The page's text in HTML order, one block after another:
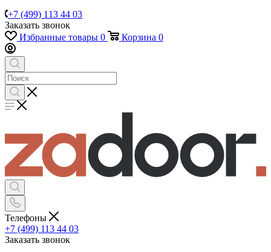
+7 (499) 113 44 03
Заказать звонок
Избранные товары 0 Корзина 0
Телефоны
+7 (499) 113 44 03
Заказать звонок